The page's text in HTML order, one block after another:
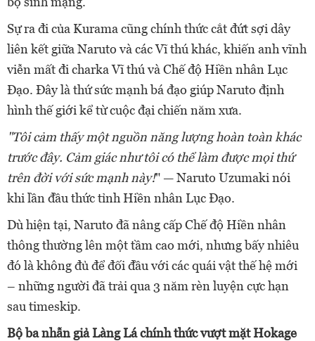
Sự ra đi của Kurama cũng chính thức cắt đứt sợi dây
liên kết giữa Naruto và các Vĩ thú khác, khiến anh vĩnh
viễn mất đi charka Vĩ thú và Chế độ Hiền nhân Lục
Đạo. Đây là thứ sức mạnh bá đạo giúp Naruto định
hình thế giới kể từ cuộc đại chiến năm xưa.
"Tôi cảm thấy một nguồn năng lượng hoàn toàn khác
trước đây. Cảm giác như tôi có thể làm được mọi thứ
trên đời với sức mạnh này!" — Naruto Uzumaki nói
khi lần đầu thức tỉnh Hiền nhân Lục Đạo.
Dù hiện tại, Naruto đã nâng cấp Chế độ Hiền nhân
thông thường lên một tầm cao mới, nhưng bấy nhiêu
đó là không đủ để đối đầu với các quái vật thế hệ mới
– những người đã trải qua 3 năm rèn luyện cực hạn
sau timeskip.
Bộ ba nhẫn giả Làng Lá chính thức vượt mặt Hokage